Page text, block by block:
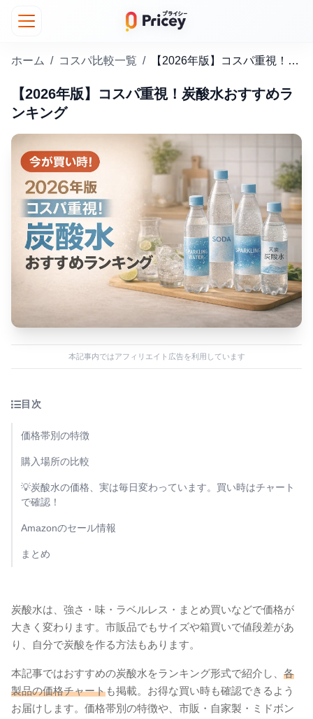
ホーム / コスパ比較一覧 / 【2026年版】コスパ重視！炭酸水おすすめランキング
【2026年版】コスパ重視！炭酸水おすすめラ
ンキング
本記事内ではアフィリエイト広告を利用しています
目次
価格帯別の特徴
購入場所の比較
💡炭酸水の価格、実は毎日変わっています。買い時はチャート
で確認！
Amazonのセール情報
まとめ
炭酸水は、強さ・味・ラベルレス・まとめ買いなどで価格が
大きく変わります。市販品でもサイズや箱買いで値段差があ
り、自分で炭酸を作る方法もあります。
本記事ではおすすめの炭酸水をランキング形式で紹介し、 各
製品の価格チャートも掲載。お得な買い時も確認できるよう
お届けします。価格帯別の特徴や、市販・自家製・ミドボン